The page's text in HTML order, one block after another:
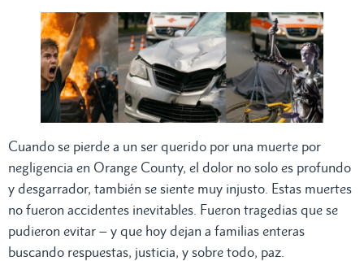
Cuando se pierde a un ser querido por una muerte por
negligencia en Orange County, el dolor no solo es profundo
y desgarrador, también se siente muy injusto. Estas muertes
no fueron accidentes inevitables. Fueron tragedias que se
pudieron evitar – y que hoy dejan a familias enteras
buscando respuestas, justicia, y sobre todo, paz.